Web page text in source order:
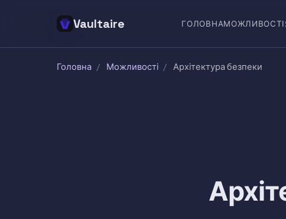
Vaultaire ГОЛОВНАМОЖЛИВОСТІ
Головна / Можливості / Архітектура безпеки